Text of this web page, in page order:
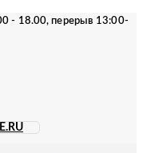
- 18.00, перерыв 13:00-